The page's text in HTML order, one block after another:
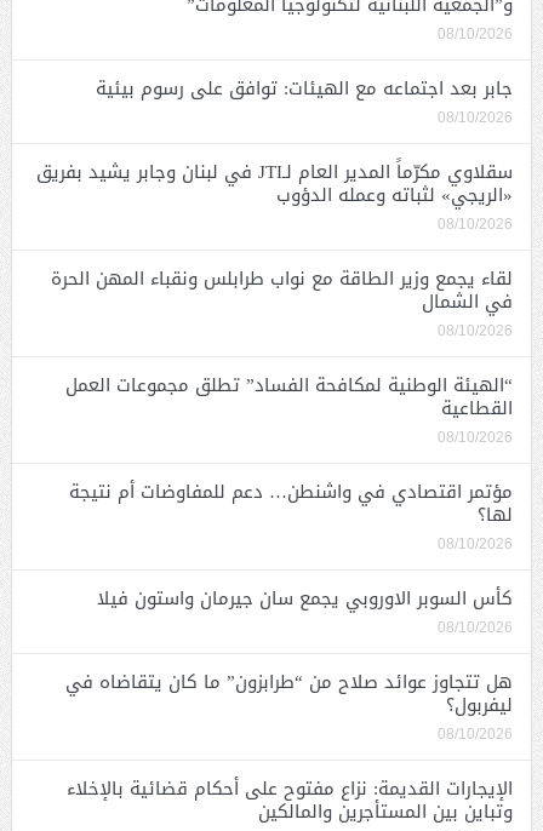
08/10/2026
جابر بعد اجتماعه مع الهيئات: توافق على رسوم بيئية
08/10/2026
سقلاوي مكرّماً المدير العام لـJTI في لبنان وجابر يشيد بفريق
«الريجي» لثباته وعمله الدؤوب
08/10/2026
لقاء يجمع وزير الطاقة مع نواب طرابلس ونقباء المهن الحرة
في الشمال
08/10/2026
“الهيئة الوطنية لمكافحة الفساد” تطلق مجموعات العمل
القطاعية
08/10/2026
مؤتمر اقتصادي في واشنطن… دعم للمفاوضات أم نتيجة
لها؟
08/10/2026
كأس السوبر الاوروبي يجمع سان جيرمان واستون فيلا
08/10/2026
هل تتجاوز عوائد صلاح من “طرابزون” ما كان يتقاضاه في
ليفربول؟
08/10/2026
الإيجارات القديمة: نزاع مفتوح على أحكام قضائية بالإخلاء
وتباين بين المستأجرين والمالكين